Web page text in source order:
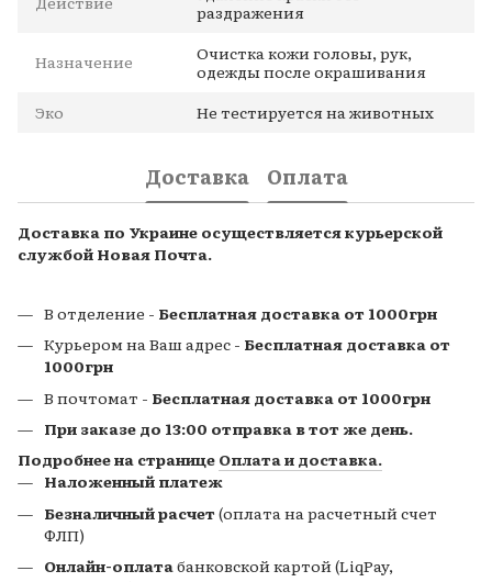
раздражения
Назначение
Очистка кожи головы, рук,
одежды после окрашивания
Эко
Не тестируется на животных
Доставка Оплата
Доставка по Украине осуществляется курьерской
службой Новая Почта.
В отделение - Бесплатная доставка от 1000грн
Курьером на Ваш адрес - Бесплатная доставка от
1000грн
В почтомат - Бесплатная доставка от 1000грн
При заказе до 13:00 отправка в тот же день.
Подробнее на странице Оплата и доставка.
Наложенный платеж
Безналичный расчет(оплата на расчетный счет
ФЛП)
Онлайн-оплатабанковской картой (LiqPay,